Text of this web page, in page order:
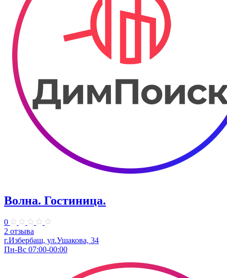
Волна. Гостиница.
0
2 отзыва
г.Избербаш, ул.Ушакова, 34
Пн-Вс 07:00-00:00